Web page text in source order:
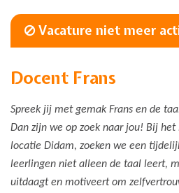
Vacature niet meer
Docent Frans
Spreek jij met gemak Frans en de
Dan zijn we op zoek naar jou! Bij het
locatie Didam, zoeken we een
leerlingen niet alleen de taal leert,
uitdaagt en motiveert om